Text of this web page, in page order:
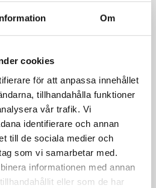
Om
cookies
för att anpassa innehållet
tillhandahålla funktioner
vår trafik. Vi
identifierare och annan
till de sociala medier och
som vi samarbetar med.
informationen med annan
eller som de har
jordgubbscheesecake
cheesecake hjortron
laxcheesecake
cheesecake med hallon